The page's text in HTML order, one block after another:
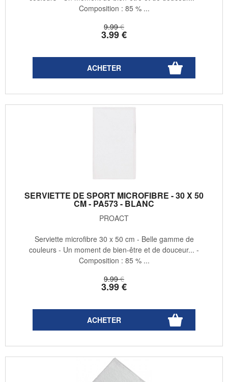
9.99 €
3.99€
Composition : 85 % ...
SERVIETTE DE SPORT MICROFIBRE - 30 X 50
CM - PA573 - BLANC
PROACT
9.99 €
3.99€
Serviette microfibre 30 x 50 cm - Belle gamme de
couleurs - Un moment de bien-être et de douceur... -
Composition : 85 % ...